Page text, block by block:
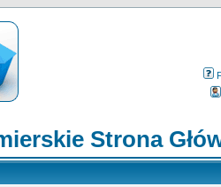
Strona